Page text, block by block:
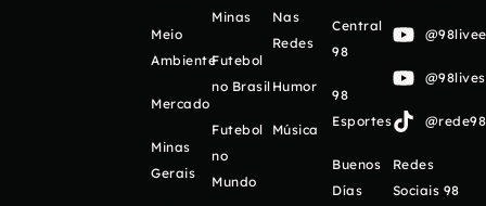
Meio
Ambiente
Mercado
Minas
Gerais
Minas
Futebol
no Brasil
Futebol
no
Mundo
Nas
Redes
Humor
Música
Central
98
98
Esportes
Buenos
Días
Redes
Sociais 98